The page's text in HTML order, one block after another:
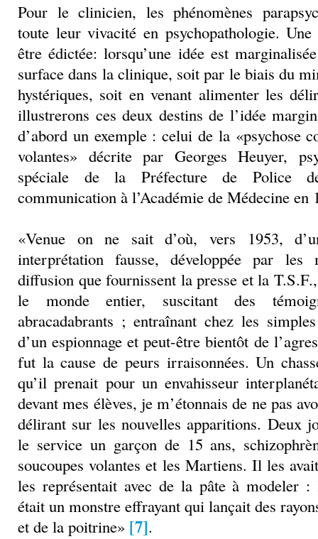
Pour le clinicien, les phénomènes
toute leur vivacité en psychopathologie.
être édictée: lorsqu’une idée est
surface dans la clinique, soit par le biais du
hystériques, soit en venant alimenter les
illustrerons ces deux destins de l’idée
d’abord un exemple : celui de la «psychose
volantes» décrite par Georges Heuyer,
spéciale de la Préfecture de Police
communication à l’Académie de Médecine en
«Venue on ne sait d’où, vers 1953,
interprétation fausse, développée par les
diffusion que fournissent la presse et la
le monde entier, suscitant des
abracadabrants ; entraînant chez les
d’un espionnage et peut-être bientôt de
fut la cause de peurs irraisonnées. Un
qu’il prenait pour un envahisseur
devant mes élèves, je m’étonnais de ne pas
délirant sur les nouvelles apparitions. Deux
le service un garçon de 15 ans,
soucoupes volantes et les Martiens. Il les
les représentait avec de la pâte à modeler
était un monstre effrayant qui lançait des
et de la poitrine» [7].